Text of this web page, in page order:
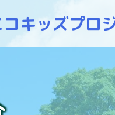
コキッズプロ